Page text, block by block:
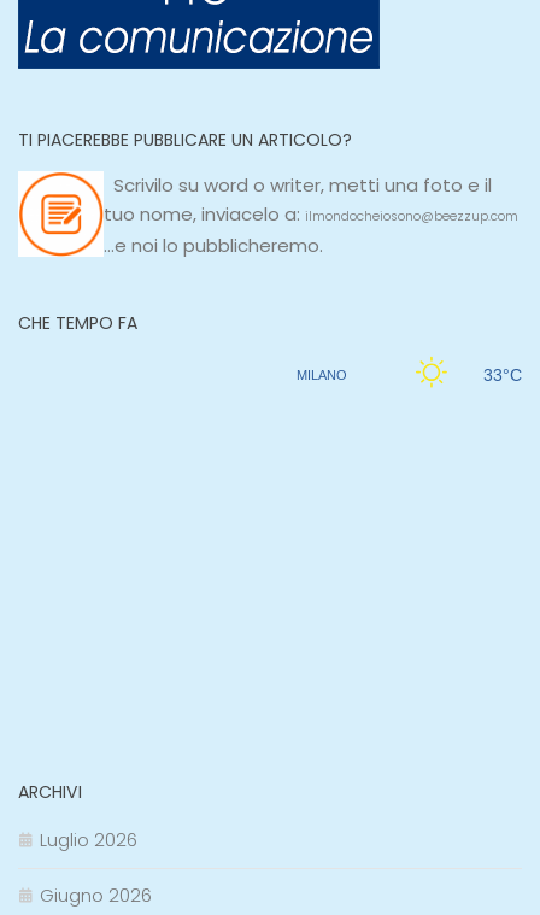
TI PIACEREBBE PUBBLICARE UN ARTICOLO?
Scrivilo su word o writer, metti una foto e il
tuo nome, inviacelo a: ilmondocheiosono@beezzup.com
...e noi lo pubblicheremo.
CHE TEMPO FA
ARCHIVI
Luglio 2026
Giugno 2026